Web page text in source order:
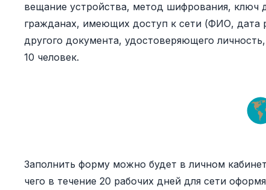
вещание устройства, метод шифрования, ключ
гражданах, имеющих доступ к сети (ФИО, дата
другого документа, удостоверяющего
10 человек.
Заполнить форму можно будет в личном
чего в течение 20 рабочих дней для сети